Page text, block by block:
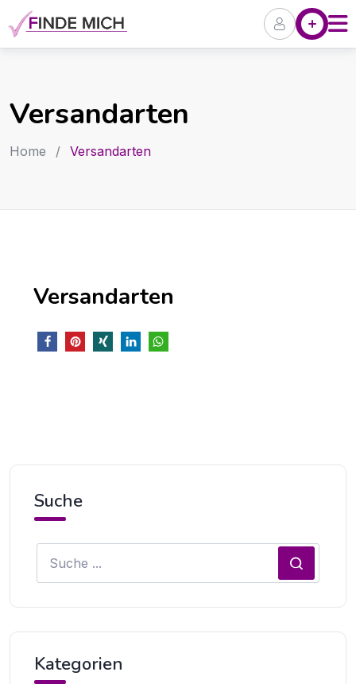
to
content
Angebote
Versandarten
Home / Versandarten
Versandarten
Suche
Kategorien